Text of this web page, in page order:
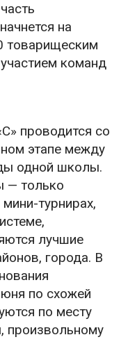
на
товарищеским
команд
проводится со
этапе между
одной школы.
— только
турнирах,
лучшие
города. В
по схожей
по месту
произвольному